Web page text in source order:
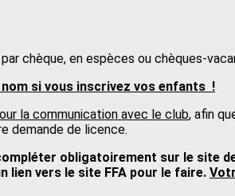
chèque, en espèces ou chèques-
si vous inscrivez vos enfants !
la communication avec le club, afin
demande de licence.
obligatoirement sur le site
lien vers le site FFA pour le faire.